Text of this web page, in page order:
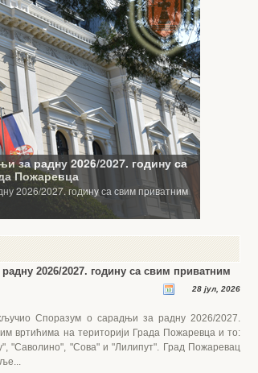
2026/2027. годину са свим приватним
28 јул, 2026
Споразум о сарадњи за радну 2026/2027.
вртићима на територији Града Пожаревца и то:
"Саволино", "Сова" и "Лилипут". Град Пожаревац